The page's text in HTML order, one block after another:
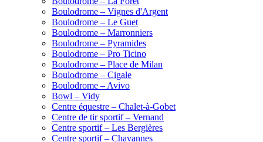
Boulodrome – Vignes d'Argent
Boulodrome – Le Guet
Boulodrome – Marronniers
Boulodrome – Pyramides
Boulodrome – Pro Ticino
Boulodrome – Place de Milan
Boulodrome – Cigale
Boulodrome – Avivo
Bowl – Vidy
Centre équestre – Chalet-à-Gobet
Centre de tir sportif – Vernand
Centre sportif – Les Bergières
Centre sportif – Chavannes